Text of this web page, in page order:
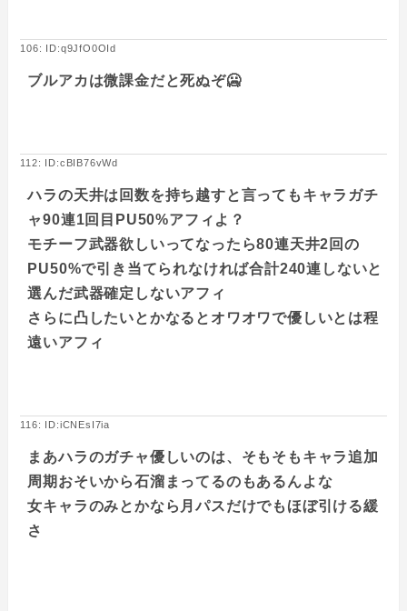
106: ID:q9JfO0OId
ブルアカは微課金だと死ぬぞ🥶
112: ID:cBIB76vWd
ハラの天井は回数を持ち越すと言ってもキャラガチ
ャ90連1回目PU50%アフィよ？
モチーフ武器欲しいってなったら80連天井2回の
PU50%で引き当てられなければ合計240連しないと
選んだ武器確定しないアフィ
さらに凸したいとかなるとオワオワで優しいとは程
遠いアフィ
116: ID:iCNEsI7ia
まあハラのガチャ優しいのは、そもそもキャラ追加
周期おそいから石溜まってるのもあるんよな
女キャラのみとかなら月パスだけでもほぼ引ける緩
さ